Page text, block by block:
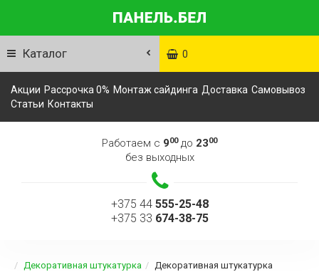
Каталог 0
Акции Рассрочка 0% Монтаж сайдинга Доставка Самовывоз
Статьи Контакты
Работаем с 900до 2300
без выходных
+375 44 555-25-48
+375 33 674-38-75
Декоративная штукатурка
Декоративная штукатурка